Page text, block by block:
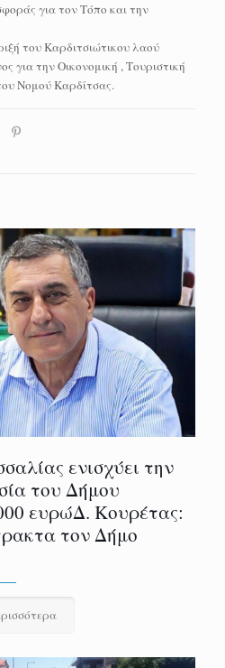
για τον Τόπο και την
του Καρδιτσιώτικου λαού
για την Οικονομική , Τουριστική
Νομού Καρδίτσας.
ενισχύει την
του Δήμου
ευρώΔ. Κουρέτας:
τον Δήμο